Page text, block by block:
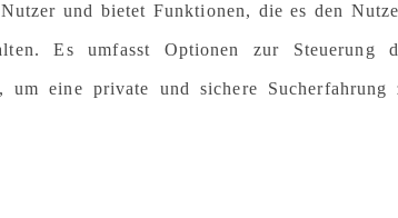
und bietet Funktionen, die es den
Es umfasst Optionen zur Steuerung
um eine private und sichere Sucherfahrung